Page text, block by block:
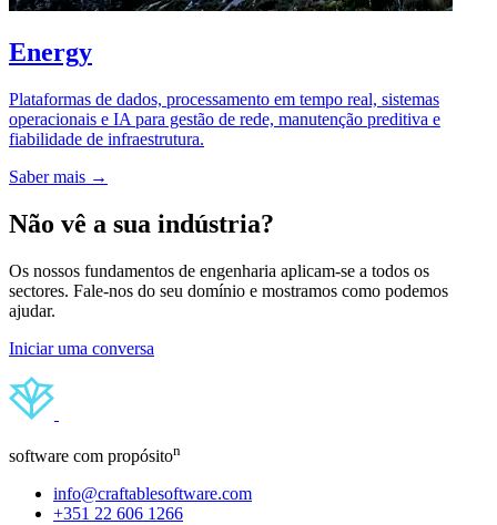
Energy
Plataformas de dados, processamento em tempo real, sistemas
operacionais e IA para gestão de rede, manutenção preditiva e
fiabilidade de infraestrutura.
Saber mais →
Não vê a sua indústria?
Os nossos fundamentos de engenharia aplicam-se a todos os
sectores. Fale-nos do seu domínio e mostramos como podemos
ajudar.
Iniciar uma conversa
software com propósiton
info@craftablesoftware.com
+351 22 606 1266